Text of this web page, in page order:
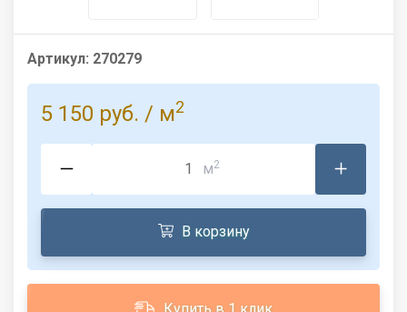
Артикул: 270279
5 150 руб. / м2
м2
В корзину